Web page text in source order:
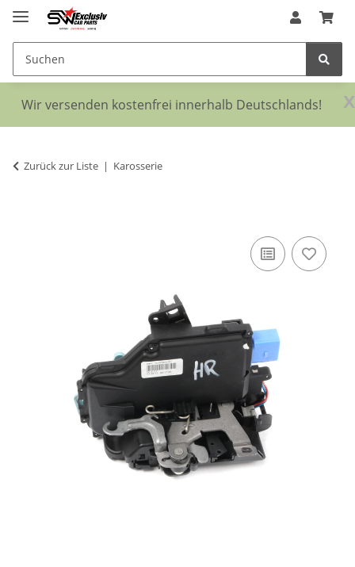
x
Wir versenden kostenfrei innerhalb Deutschlands!
Zurück zur Liste Karosserie